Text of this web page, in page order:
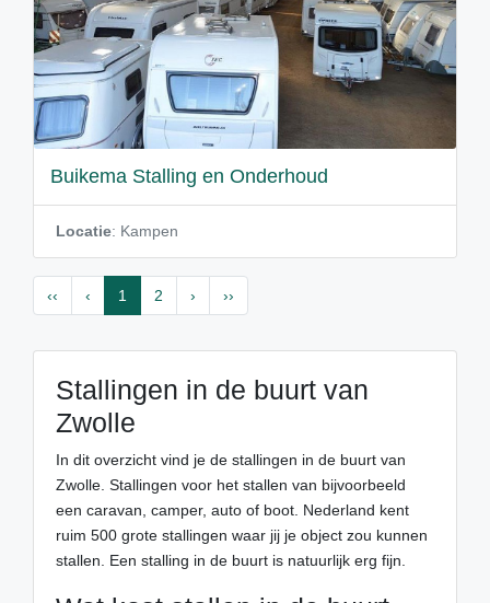
Buikema Stalling en Onderhoud
Locatie: Kampen
‹‹ ‹ 1 2 › ››
Stallingen in de buurt van
Zwolle
In dit overzicht vind je de stallingen in de buurt van
Zwolle. Stallingen voor het stallen van bijvoorbeeld
een caravan, camper, auto of boot. Nederland kent
ruim 500 grote stallingen waar jij je object zou kunnen
stallen. Een stalling in de buurt is natuurlijk erg fijn.